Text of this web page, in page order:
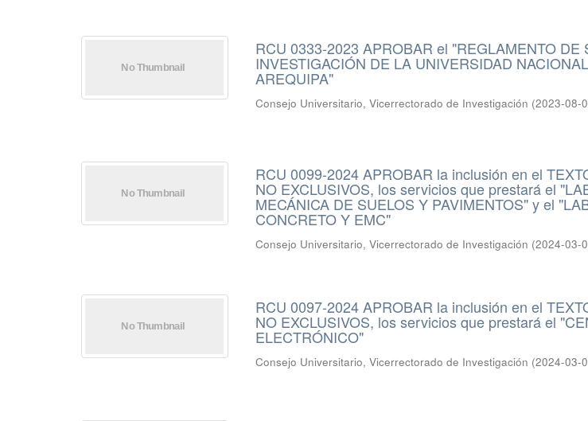
RCU 0333-2023 APROBAR el "REGLAMENTO DE
INVESTIGACIÓN DE LA UNIVERSIDAD
AREQUIPA"
Consejo Universitario, Vicerrectorado de Investigación (2023-08-
RCU 0099-2024 APROBAR la inclusión en el
NO EXCLUSIVOS, los servicios que prestará el
MECÁNICA DE SUELOS Y PAVIMENTOS" y el
CONCRETO Y EMC"
Consejo Universitario, Vicerrectorado de Investigación (2024-03-
RCU 0097-2024 APROBAR la inclusión en el
NO EXCLUSIVOS, los servicios que prestará el
ELECTRÓNICO"
Consejo Universitario, Vicerrectorado de Investigación (2024-03-